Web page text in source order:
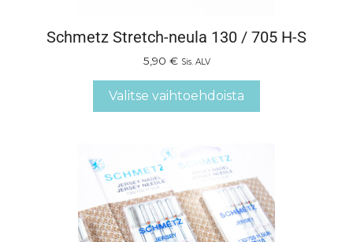
Schmetz Stretch-neula 130 / 705 H-S
5,90 € Sis. ALV
Valitse vaihtoehdoista